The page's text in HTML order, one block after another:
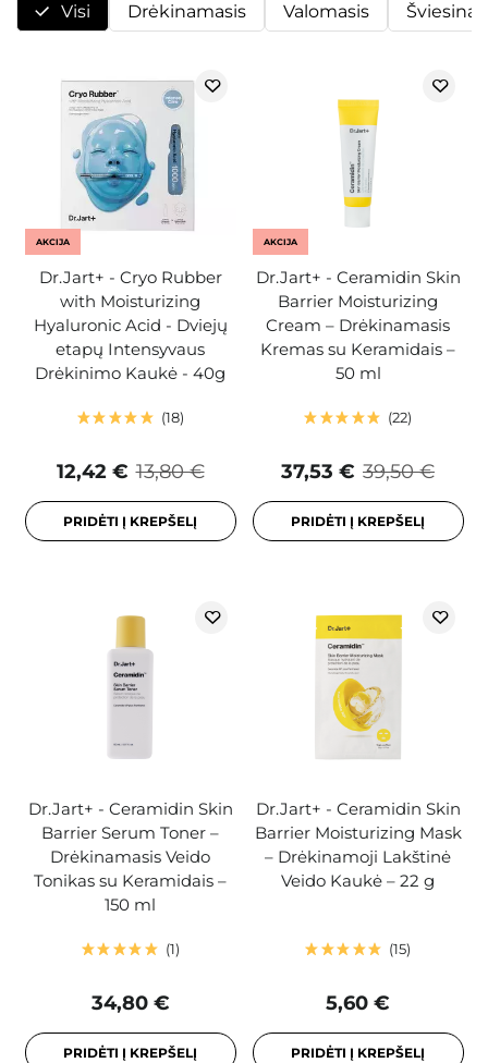
Visi Drėkinamasis Valomasis
AKCIJA
Dr.Jart+ - Cryo Rubber
with Moisturizing
Hyaluronic Acid - Dviejų
etapų Intensyvaus
Drėkinimo Kaukė - 40g
18
13,80 €
12,42 €
PRIDĖTI Į KREPŠELĮ
AKCIJA
Dr.Jart+ - Ceramidin Skin
Barrier Moisturizing
Cream – Drėkinamasis
Kremas su Keramidais –
50 ml
22
39,50 €
37,53 €
PRIDĖTI Į KREPŠELĮ
Dr.Jart+ - Ceramidin Skin
Barrier Serum Toner –
Drėkinamasis Veido
Tonikas su Keramidais –
150 ml
1
34,80 €
PRIDĖTI Į KREPŠELĮ
Dr.Jart+ - Ceramidin Skin
Barrier Moisturizing Mask
– Drėkinamoji Lakštinė
Veido Kaukė – 22 g
15
5,60 €
PRIDĖTI Į KREPŠELĮ